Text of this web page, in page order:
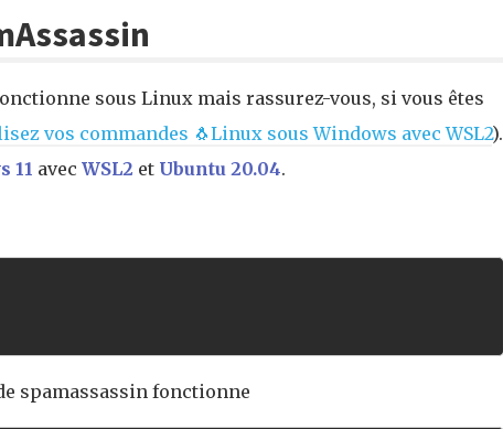
sous Linux mais rassurez-vous, si vous êtes
vos commandes 🐧Linux sous Windows avec WSL2).
11 avec WSL2 et Ubuntu 20.04.
spamassassin fonctionne